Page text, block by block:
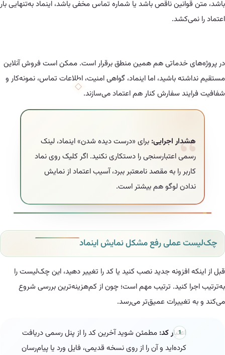
ناقص باشد یا شماره تماس مخفی باشد، اینماد به‌تنهایی بار
خدماتی هم همین منطق برقرار است. ممکن است فروش آنلاین
باشید، اما اینماد، گواهی امنیت، اطلاعات تماس، نمونه‌کار و
سفارش کنار هم اعتماد می‌سازند.
اجرایی:برای «درست دیده شدن» اینماد، لینک
اعتبارسنجی را دستکاری نکنید. اگر کلیک روی نماد
را به مقصد نامعتبر ببرد، آسیب اعتماد از نمایش
لوگو هم بیشتر است.
رفع مشکل نمایش اینماد
افزونه جدید نصب کنید یا کد را تغییر دهید، این چک‌لیست را
کنید. ترتیب مهم است؛ چون از کم‌هزینه‌ترین بررسی شروع
عمیق‌تر می‌رسد.
مطمئن شوید آخرین کد را از پنل رسمی دریافت
کرده‌اید و آن را از روی نسخه قدیمی، فایل ورد یا پیام‌رسان